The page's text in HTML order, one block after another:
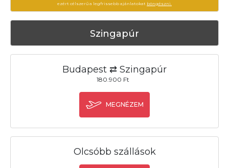
ezért célszerű a legfrissebb ajánlatokat böngészni.
Szingapúr
Budapest ⇄ Szingapúr
180.900 Ft
MEGNÉZEM
Olcsóbb szállások